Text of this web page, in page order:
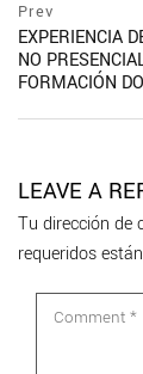
Prev
EXPERIENCIA
NO
FORMACIÓN
LEAVE A
Tu dirección de
requeridos